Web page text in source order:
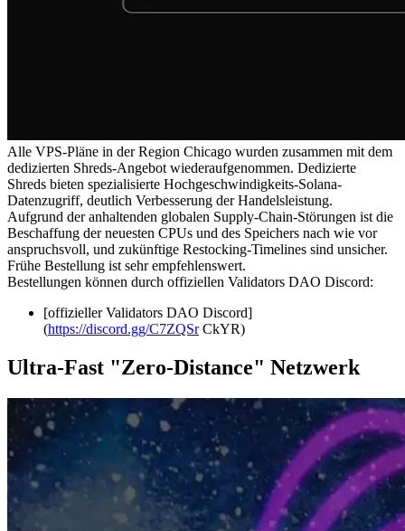
Alle VPS-Pläne in der Region Chicago wurden zusammen mit dem
dedizierten Shreds-Angebot wiederaufgenommen. Dedizierte
Shreds bieten spezialisierte Hochgeschwindigkeits-Solana-
Datenzugriff, deutlich Verbesserung der Handelsleistung.
Aufgrund der anhaltenden globalen Supply-Chain-Störungen ist die
Beschaffung der neuesten CPUs und des Speichers nach wie vor
anspruchsvoll, und zukünftige Restocking-Timelines sind unsicher.
Frühe Bestellung ist sehr empfehlenswert.
Bestellungen können durch offiziellen Validators DAO Discord:
[offizieller Validators DAO Discord]
(https://discord.gg/C7ZQSrCkYR)
Ultra-Fast "Zero-Distance" Netzwerk